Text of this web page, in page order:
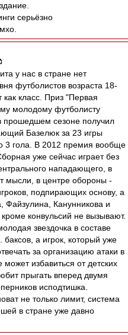
серьёзно
у нас в стране нет
футболистов возраста 18-
как класс. Приз "Первая
молодому футболисту
прошедшем сезоне получил
Базелюк за 23 игры
3 гола. В 2012 премия вообще
уже сейчас играет без
нападающего, в
мысли, в центре обороны -
подпирающих основу, а
Файзулина, Канунникова и
кроме конвульсий не вызывают.
звездочка в составе
баксов, а игрок, который уже
за организацию атаки в
может избавиться от детских
прыгать вперед двумя
исподтишка.
не только лимит, система
в стране уже давно